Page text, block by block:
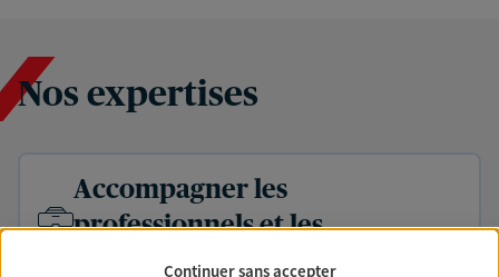
Nos expertises
Accompagner les
professionnels et les
entreprisesContinuer sans accepter